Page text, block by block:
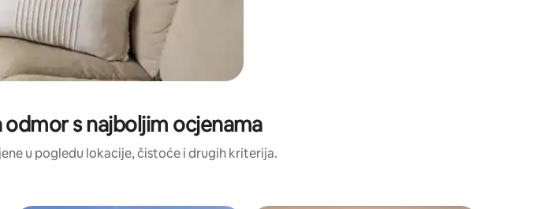
odmor s najboljim ocjenama
u pogledu lokacije, čistoće i drugih kriterija.